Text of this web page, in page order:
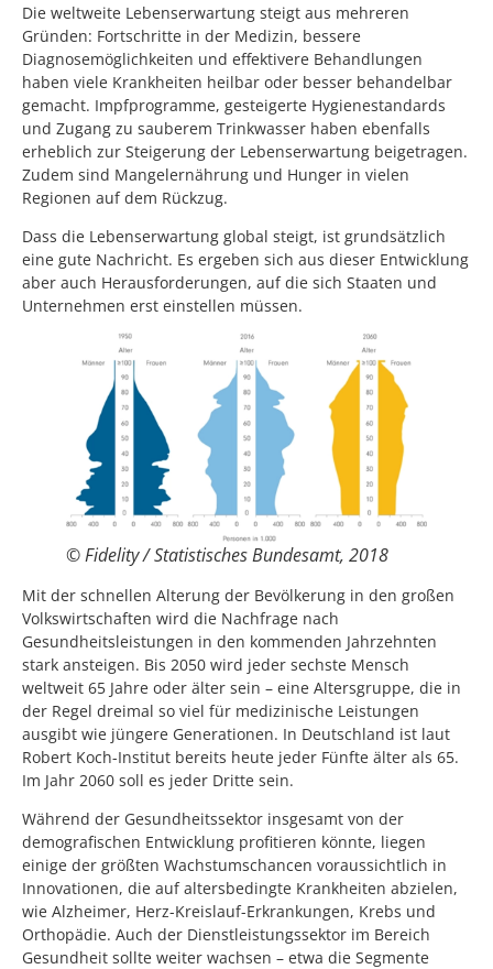
Die weltweite Lebenserwartung steigt aus mehreren
Gründen: Fortschritte in der Medizin, bessere
Diagnosemöglichkeiten und effektivere Behandlungen
haben viele Krankheiten heilbar oder besser behandelbar
gemacht. Impfprogramme, gesteigerte Hygienestandards
und Zugang zu sauberem Trinkwasser haben ebenfalls
erheblich zur Steigerung der Lebenserwartung beigetragen.
Zudem sind Mangelernährung und Hunger in vielen
Regionen auf dem Rückzug.
Dass die Lebenserwartung global steigt, ist grundsätzlich
eine gute Nachricht. Es ergeben sich aus dieser Entwicklung
aber auch Herausforderungen, auf die sich Staaten und
Unternehmen erst einstellen müssen.
© Fidelity / Statistisches Bundesamt, 2018
Mit der schnellen Alterung der Bevölkerung in den großen
Volkswirtschaften wird die Nachfrage nach
Gesundheitsleistungen in den kommenden Jahrzehnten
stark ansteigen. Bis 2050 wird jeder sechste Mensch
weltweit 65 Jahre oder älter sein – eine Altersgruppe, die in
der Regel dreimal so viel für medizinische Leistungen
ausgibt wie jüngere Generationen. In Deutschland ist laut
Robert Koch-Institut bereits heute jeder Fünfte älter als 65.
Im Jahr 2060 soll es jeder Dritte sein.
Während der Gesundheitssektor insgesamt von der
demografischen Entwicklung profitieren könnte, liegen
einige der größten Wachstumschancen voraussichtlich in
Innovationen, die auf altersbedingte Krankheiten abzielen,
wie Alzheimer, Herz-Kreislauf-Erkrankungen, Krebs und
Orthopädie. Auch der Dienstleistungssektor im Bereich
Gesundheit sollte weiter wachsen – etwa die Segmente